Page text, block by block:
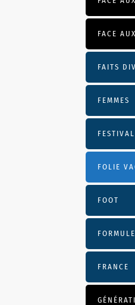
FACE
FAITS
FEMMES
FESTIVAL
FOLIE
FOOT
FRANCE